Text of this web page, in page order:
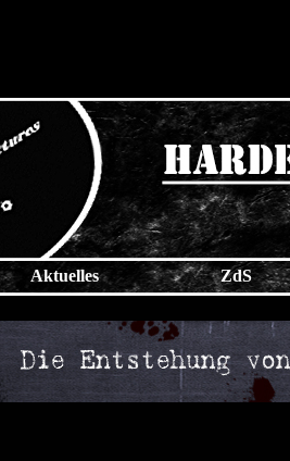
Aktuelles ZdS